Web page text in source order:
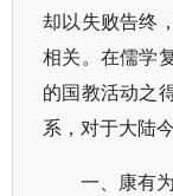
却以失败告终
相关。在儒学
的国教活动之
系，对于大陆
一、康有